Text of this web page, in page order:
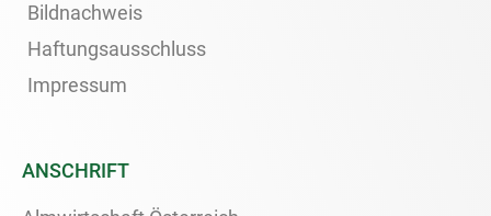
Bildnachweis
Haftungsausschluss
Impressum
ANSCHRIFT